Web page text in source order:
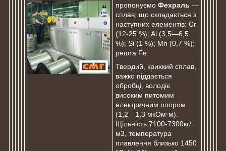
пропонуємо Фехраль —
сплав, що складається з
наступних елементів: Cr
(12-25 %); Al (3,5—6,5
%); Si (1 %); Mn (0,7 %);
решта Fe.
Твердий, крихкий сплав,
важко піддається
обробці, володіє
високим питомим
електричним опором
(1,2—1,3 мкОм·м).
Щільність 7100-7300кг/
м3, температура
плавлення близько 1450